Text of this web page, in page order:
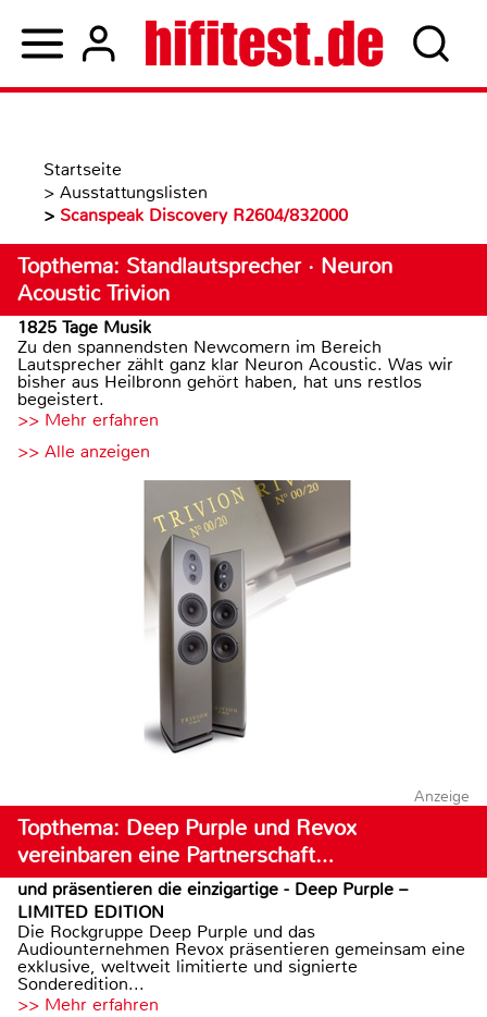
Startseite
> Ausstattungslisten
> Scanspeak Discovery R2604/832000
Topthema: Standlautsprecher · Neuron
Acoustic Trivion
1825 Tage Musik
Zu den spannendsten Newcomern im Bereich
Lautsprecher zählt ganz klar Neuron Acoustic. Was wir
bisher aus Heilbronn gehört haben, hat uns restlos
begeistert.
>> Mehr erfahren
>> Alle anzeigen
Anzeige
Topthema: Deep Purple und Revox
vereinbaren eine Partnerschaft…
und präsentieren die einzigartige - Deep Purple –
LIMITED EDITION
Die Rockgruppe Deep Purple und das
Audiounternehmen Revox präsentieren gemeinsam eine
exklusive, weltweit limitierte und signierte
Sonderedition...
>> Mehr erfahren